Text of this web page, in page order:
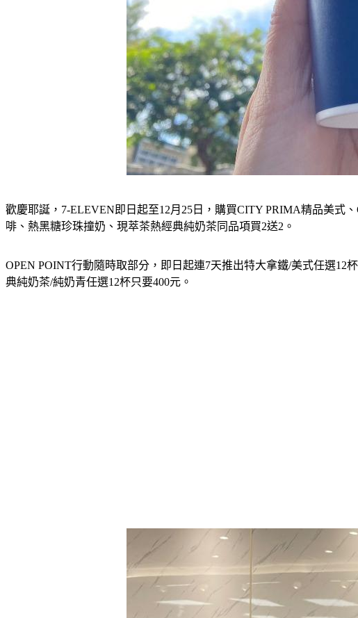
歡慶耶誕，7-ELEVEN即日起至12月25日，購買CITY PRIMA精品美式
啡、熱黑糖珍珠撞奶、現萃茶熱經典純奶茶同品項買2送2。
OPEN POINT行動隨時取部分，即日起連7天推出特大拿鐵/美式任選12
典純奶茶/純奶青任選12杯只要400元。